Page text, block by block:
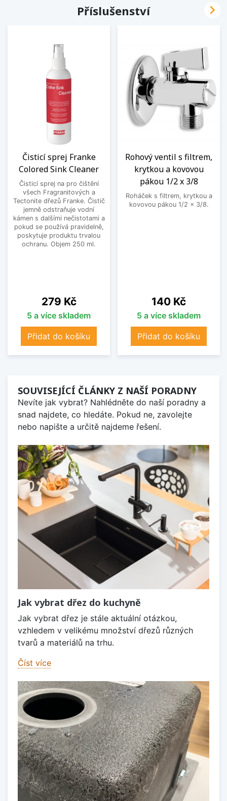
Příslušenství
Čisticí sprej Franke
Colored Sink Cleaner
Čisticí sprej na pro čištění
všech Fragranitových a
Tectonite dřezů Franke. Čistič
jemně odstraňuje vodní
kámen s dalšími nečistotami a
pokud se používá pravidelně,
poskytuje produktu trvalou
ochranu. Objem 250 ml.
Cena
279 Kč
5 a více skladem
Přidat do košíku
Rohový ventil s filtrem,
krytkou a kovovou
pákou 1/2 x 3/8
Roháček s filtrem, krytkou a
kovovou pákou 1/2 x 3/8.
Cena
140 Kč
5 a více skladem
Přidat do košíku

SOUVISEJÍCÍ ČLÁNKY Z NAŠÍ PORADNY
Nevíte jak vybrat? Nahlédněte do naší poradny a
snad najdete, co hledáte. Pokud ne, zavolejte
nebo napište a určitě najdeme řešení.
Jak vybrat dřez do kuchyně
Jak vybrat dřez je stále aktuální otázkou,
vzhledem v velikému množství dřezů různých
tvarů a materiálů na trhu.
Číst více